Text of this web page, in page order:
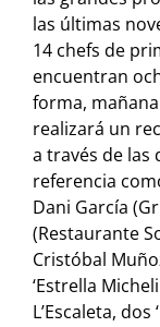
las últimas
14 chefs de
encuentran
forma,
realizará un
a través de las
referencia
Dani García
(Restaurante
Cristóbal
‘Estrella
L’Escaleta, dos